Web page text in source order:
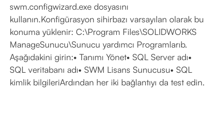
swm.configwizard.exe dosyasını
kullanın.Konfigürasyon sihirbazı varsayılan olarak bu
konuma yüklenir: C:\Program Files\SOLIDWORKS
ManageSunucu\Sunucu yardımcı Programlarıb.
Aşağıdakini girin:• Tanımı Yönet• SQL Server adı•
SQL veritabanı adı• SWM Lisans Sunucusu• SQL
kimlik bilgileriArdından her iki bağlantıyı da test edin.